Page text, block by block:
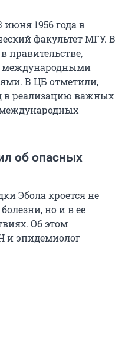
1956 года в
факультет МГУ. В
правительстве,
международными
В ЦБ отметили,
в реализацию важных
об опасных
Эбола кроется не
но и в ее
Об этом
и эпидемиолог